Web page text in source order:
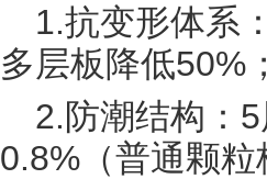
1.抗变形体系
多层板降低50%；
2.防潮结构：
0.8%（普通颗